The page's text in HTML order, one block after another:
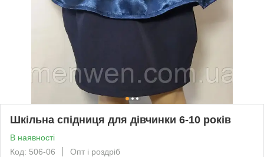
Шкільна спідниця для дівчинки 6-10 років
В наявності
Код: 506-06
Опт і роздріб